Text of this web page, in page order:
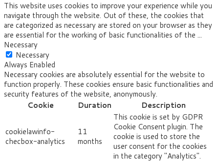
This website uses cookies to improve your experience while you
navigate through the website. Out of these, the cookies that
are categorized as necessary are stored on your browser as they
are essential for the working of basic functionalities of the ...
Necessary
Necessary
Always Enabled
Necessary cookies are absolutely essential for the website to
function properly. These cookies ensure basic functionalities and
security features of the website, anonymously.
Cookie
Duration Description
cookielawinfo-
checbox-analytics
11
months
This cookie is set by GDPR
Cookie Consent plugin. The
cookie is used to store the
user consent for the cookies
in the category "Analytics".